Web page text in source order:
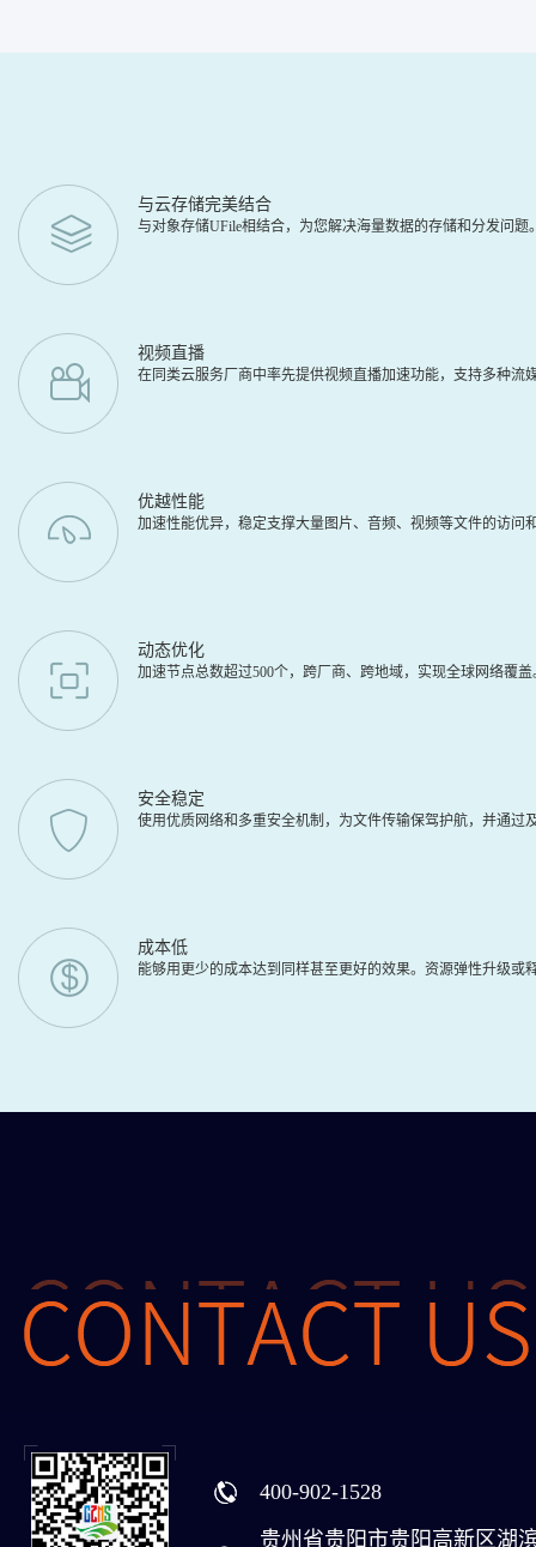
与云存储完美结合
与对象存储UFile相结合，为您解决海量数据的存储和分发问
视频直播
在同类云服务厂商中率先提供视频直播加速功能，支持多种流
优越性能
加速性能优异，稳定支撑大量图片、音频、视频等文件的访问
动态优化
加速节点总数超过500个，跨厂商、跨地域，实现全球网络覆
安全稳定
使用优质网络和多重安全机制，为文件传输保驾护航，并通
成本低
能够用更少的成本达到同样甚至更好的效果。资源弹性升级或
400-902-1528
贵州省贵阳市贵阳高新区湖